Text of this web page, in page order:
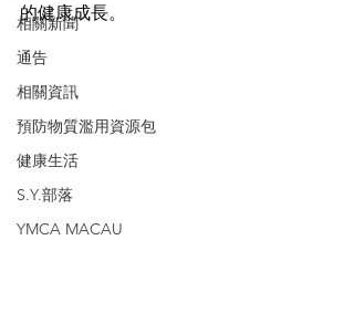
相關新聞
通告
相關資訊
預防物質濫用資源包
健康生活
S.Y.部落
YMCA MACAU
的健康成長。